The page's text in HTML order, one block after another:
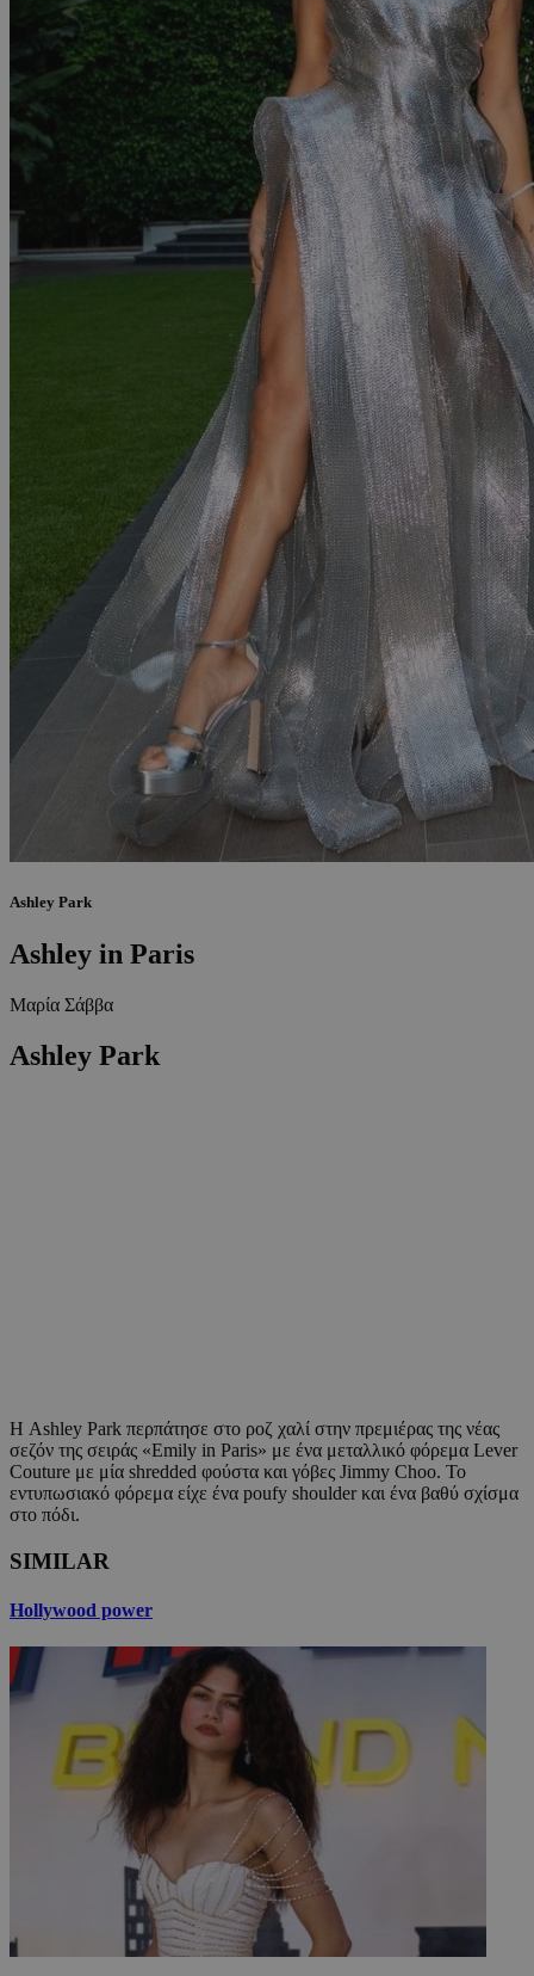
Ashley Park
Ashley in Paris
Μαρία Σάββα
Ashley Park
Η Ashley Park περπάτησε στο ροζ χαλί στην πρεμιέρας της νέας
σεζόν της σειράς «Emily in Paris» με ένα μεταλλικό φόρεμα Lever
Couture με μία shredded φούστα και γόβες Jimmy Choo. Το
εντυπωσιακό φόρεμα είχε ένα poufy shoulder και ένα βαθύ σχίσμα
στο πόδι.
SIMILAR
Hollywood power